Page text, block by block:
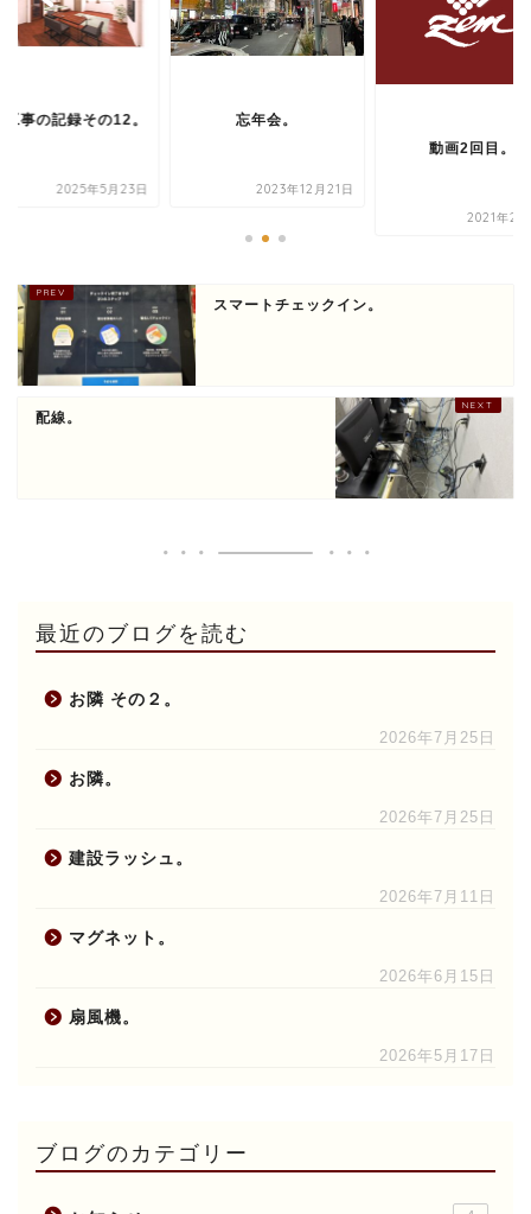
工事の記録その12。
2025年5月23日
忘年会。
2023年12月21日
動画2回目。
2021年2
スマートチェックイン。
配線。
最近のブログを読む
お隣 その２。
2026年7月25日
お隣。
2026年7月25日
建設ラッシュ。
2026年7月11日
マグネット。
2026年6月15日
扇風機。
2026年5月17日
ブログのカテゴリー